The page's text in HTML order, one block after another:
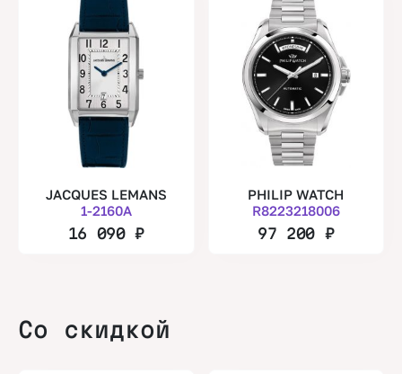
JACQUES LEMANS
1-2160A
16 090₽
PHILIP WATCH
R8223218006
97 200 ₽
Со скидкой